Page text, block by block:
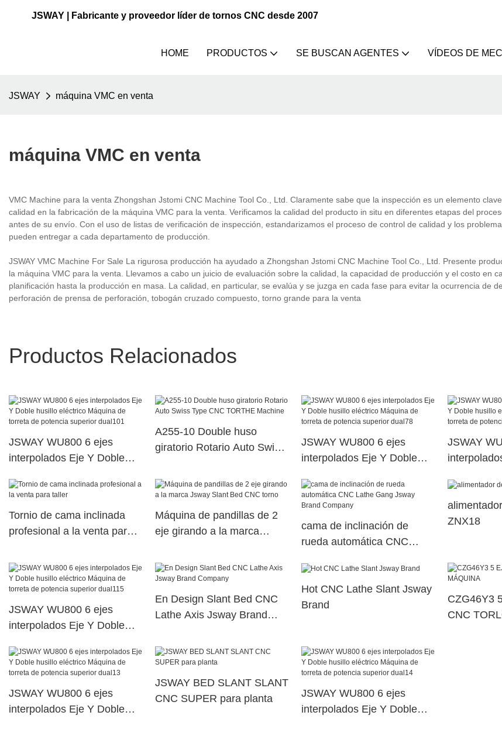
JSWAY | Fabricante y proveedor líder de tornos CNC desde 2007
HOME PRODUCTOS SE BUSCAN AGENTES VÍDEOS DE
JSWAY máquina VMC en venta
máquina VMC en venta
VMC Machine para la venta Zhongshan Jstomi CNC Machine Tool Co., Ltd. Claramente sabe que la inspección es un elemento
calidad en la fabricación de la máquina VMC para la venta. Verificamos la calidad del producto in situ en diferentes etapas del
antes de su envío. Con el uso de listas de verificación de inspección, estandarizamos el proceso de control de calidad y los
pueden entregar a cada departamento de producción.
JSWAY VMC Machine For Sale La rigurosa producción ha ayudado a Zhongshan Jstomi CNC Machine Tool Co., Ltd. Presente
la máquina VMC para la venta. Llevamos a cabo un juicio de evaluación sobre la calidad, la capacidad de producción y el costo en
planificación hasta la producción en masa. La calidad, en particular, se evalúa y se juzga en cada fase para evitar la ocurrencia de
perforación de prensa de perforación, tobogán cruzado compuesto, torno grande para la venta
Productos Relacionados
JSWAY WU800 6 ejes
interpolados Eje Y Doble
torreta de potencia superior
A255-10 Double huso
giratorio Rotario Auto Swiss
Machine
JSWAY WU800 6 ejes
interpolados Eje Y Doble
torreta de potencia superior
dual78
JSWAY
torreta de
dual56
Tornio de cama inclinada
profesional a la venta para
Máquina de pandillas de 2
eje girando a la marca
cama de inclinación de
rueda automática CNC
Company
ZNX18
JSWAY WU800 6 ejes
interpolados Eje Y Doble
torreta de potencia superior
dual115
En Design Slant Bed CNC
Lathe Axis Jsway Brand
Hot CNC Lathe Slant Jsway
Brand
CZG46Y3
CNC
JSWAY WU800 6 ejes
interpolados Eje Y Doble
JSWAY BED SLANT SLANT
CNC SUPER para planta
JSWAY WU800 6 ejes
interpolados Eje Y Doble